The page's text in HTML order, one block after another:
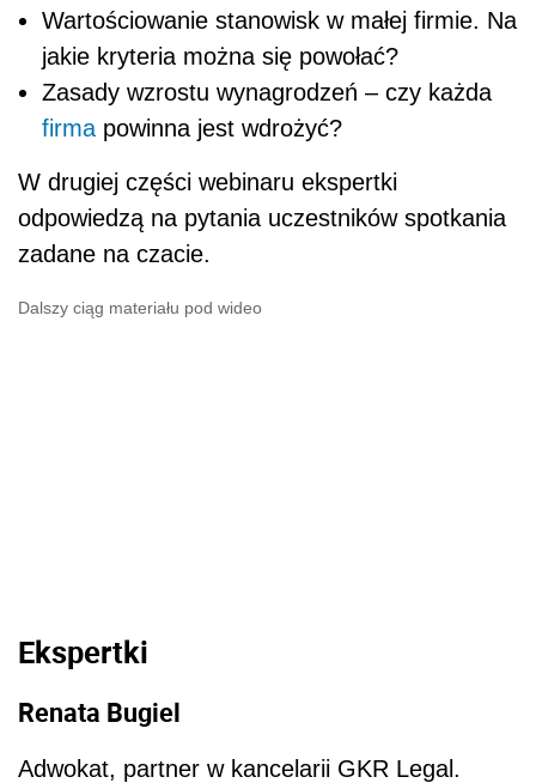
Wartościowanie stanowisk w małej firmie. Na
jakie kryteria można się powołać?
Zasady wzrostu wynagrodzeń – czy każda
firma powinna jest wdrożyć?
W drugiej części webinaru ekspertki
odpowiedzą na pytania uczestników spotkania
zadane na czacie.
Dalszy ciąg materiału pod wideo
Ekspertki
Renata Bugiel
Adwokat, partner w kancelarii GKR Legal.